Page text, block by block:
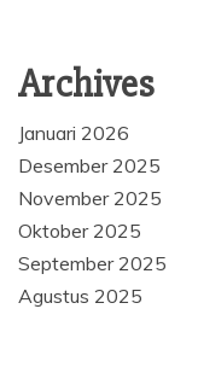
Archives
Januari 2026
Desember 2025
November 2025
Oktober 2025
September 2025
Agustus 2025